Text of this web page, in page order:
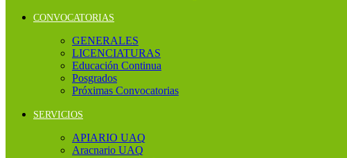
CONVOCATORIAS
GENERALES
LICENCIATURAS
Educación Continua
Posgrados
Próximas Convocatorias
SERVICIOS
APIARIO UAQ
Aracnario UAQ